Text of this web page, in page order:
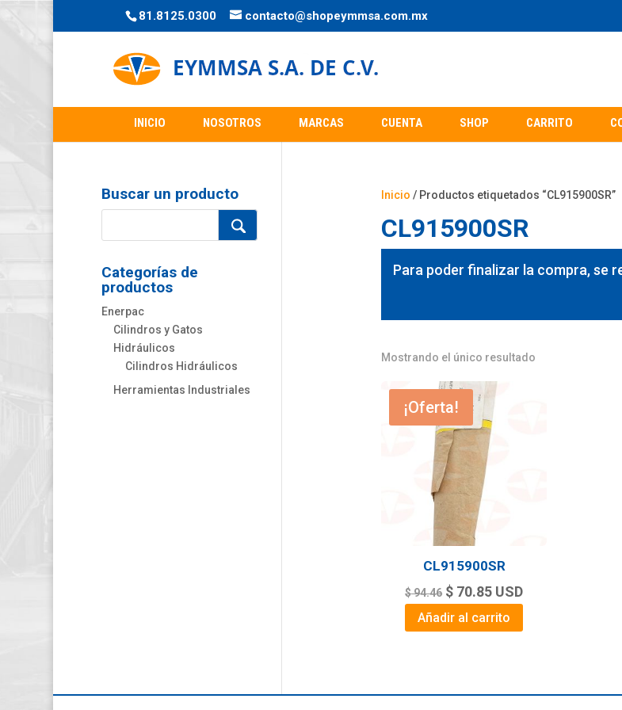
81.8125.0300 contacto@shopeymmsa.com.mx
INICIO NOSOTROS MARCAS CUENTA SHOP CARRITO
Inicio / Productos etiquetados “CL915900SR”
CL915900SR
Para poder finalizar la compra, se
Mostrando el único resultado
¡Oferta!
CL915900SR
$94.46 Original
price
$ 70.85Current
price
USD
Añadir al carrito
Buscar un producto
Categorías de
productos
Enerpac
Cilindros y Gatos
Hidráulicos
Cilindros Hidráulicos
Herramientas Industriales